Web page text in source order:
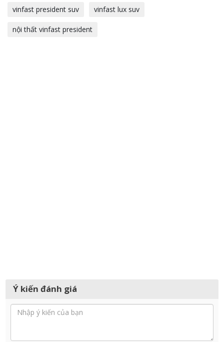
vinfast president suv vinfast lux suv
nội thất vinfast president
Ý kiến đánh giá